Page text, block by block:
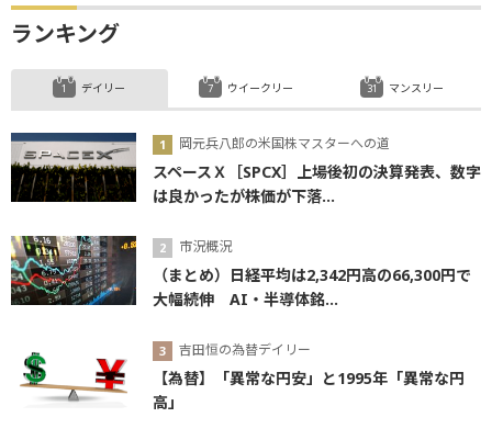
ランキング
デイリー
岡元兵八郎の米国株マスターへの道
スペースＸ［SPCX］上場後初の決算発表、数字
は良かったが株価が下落...
市況概況
（まとめ）日経平均は2,342円高の66,300円で
大幅続伸 AI・半導体銘...
吉田恒の為替デイリー
【為替】「異常な円安」と1995年「異常な円
高」
ウイークリー マンスリー